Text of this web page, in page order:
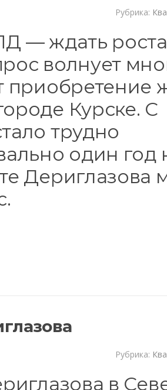
Рубрика:
— ждать
волнует
приобретение
Курске. С
трудно
один год
Дериглазова
Рубрика:
в